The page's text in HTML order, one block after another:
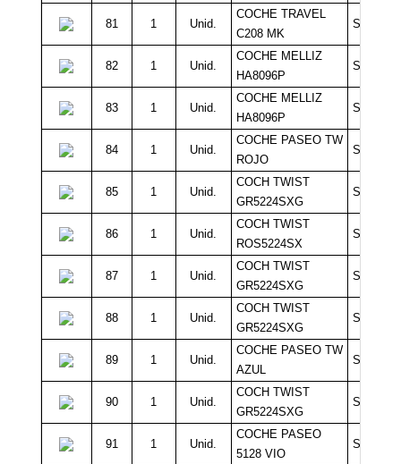
81 1 Unid.
COCHE TRAVEL
C208 MK
Sin
82 1 Unid.
COCHE MELLIZ
HA8096P
Sin
83 1 Unid.
COCHE MELLIZ
HA8096P
Sin
84 1 Unid.
COCHE PASEO TW
ROJO
Sin
85 1 Unid.
COCH TWIST
GR5224SXG
Sin
86 1 Unid.
COCH TWIST
ROS5224SX
Sin
87 1 Unid.
COCH TWIST
GR5224SXG
Sin
88 1 Unid.
COCH TWIST
GR5224SXG
Sin
89 1 Unid.
COCHE PASEO TW
AZUL
Sin
90 1 Unid.
COCH TWIST
GR5224SXG
Sin
91 1 Unid.
COCHE PASEO
5128 VIO
Sin